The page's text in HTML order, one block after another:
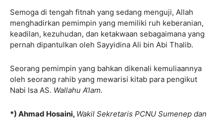
Semoga di tengah fitnah yang sedang menguji, Allah
menghadirkan pemimpin yang memiliki ruh keberanian,
keadilan, kezuhudan, dan ketakwaan sebagaimana yang
pernah dipantulkan oleh Sayyidina Ali bin Abi Thalib.
Seorang pemimpin yang bahkan dikenali kemuliaannya
oleh seorang rahib yang mewarisi kitab para pengikut
Nabi Isa AS. Wallahu A’lam.
*) Ahmad Hosaini, Wakil Sekretaris PCNU Sumenep dan